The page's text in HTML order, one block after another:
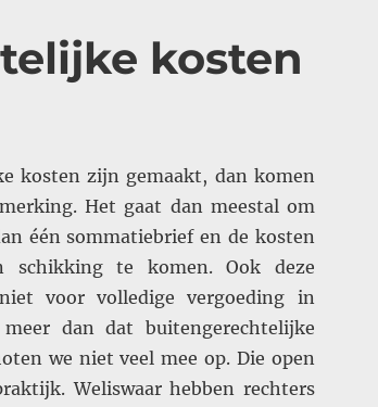
kosten
kosten zijn gemaakt, dan komen
Het gaat dan meestal om
één sommatiebrief en de kosten
schikking te komen. Ook deze
voor volledige vergoeding in
dan dat buitengerechtelijke
we niet veel mee op. Die open
Weliswaar hebben rechters